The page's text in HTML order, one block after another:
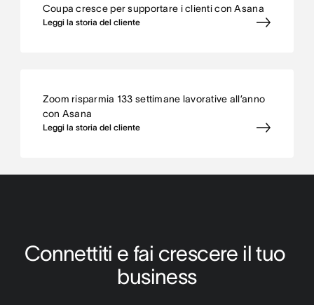
Coupa cresce per supportare i clienti con Asana
Leggi la storia del cliente
Zoom risparmia 133 settimane lavorative all’anno
con Asana
Leggi la storia del cliente
Connettiti e fai crescere il tuo
business